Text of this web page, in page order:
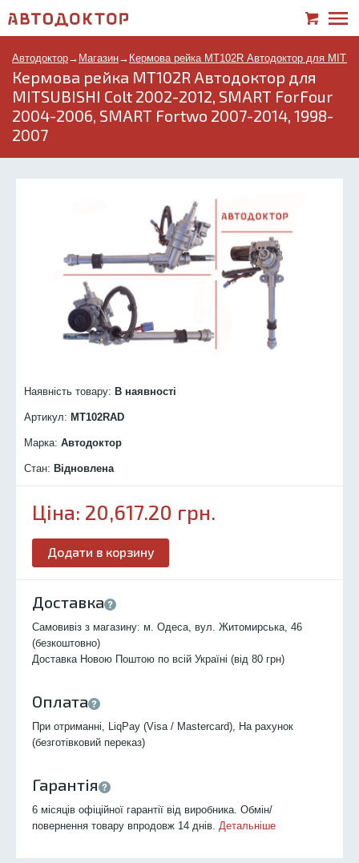
Автодоктор→ Магазин→ Кермова рейка MT102R Автодоктор для
Кермова рейка MT102R Автодоктор для
MITSUBISHI Colt 2002-2012, SMART ForFour
2004-2006, SMART Fortwo 2007-2014, 1998-
2007
Наявність товару: В наявності
Артикул: MT102RAD
Марка: Автодоктор
Стан: Відновлена
Ціна: 20,617.20 грн.
Додати в корзину
Доставка
Самовивіз з магазину: м. Одеса, вул. Житомирська, 46
(безкоштовно)
Доставка Новою Поштою по всій Україні (від 80 грн)
Оплата
При отриманні, LiqPay (Visa / Mastercard), На рахунок
(безготівковий переказ)
Гарантія
6 місяців офіційної гарантії від виробника. Обмін/
повернення товару впродовж 14 днів. Детальніше